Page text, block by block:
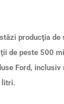
producţia
de peste 500
Ford,
litri.